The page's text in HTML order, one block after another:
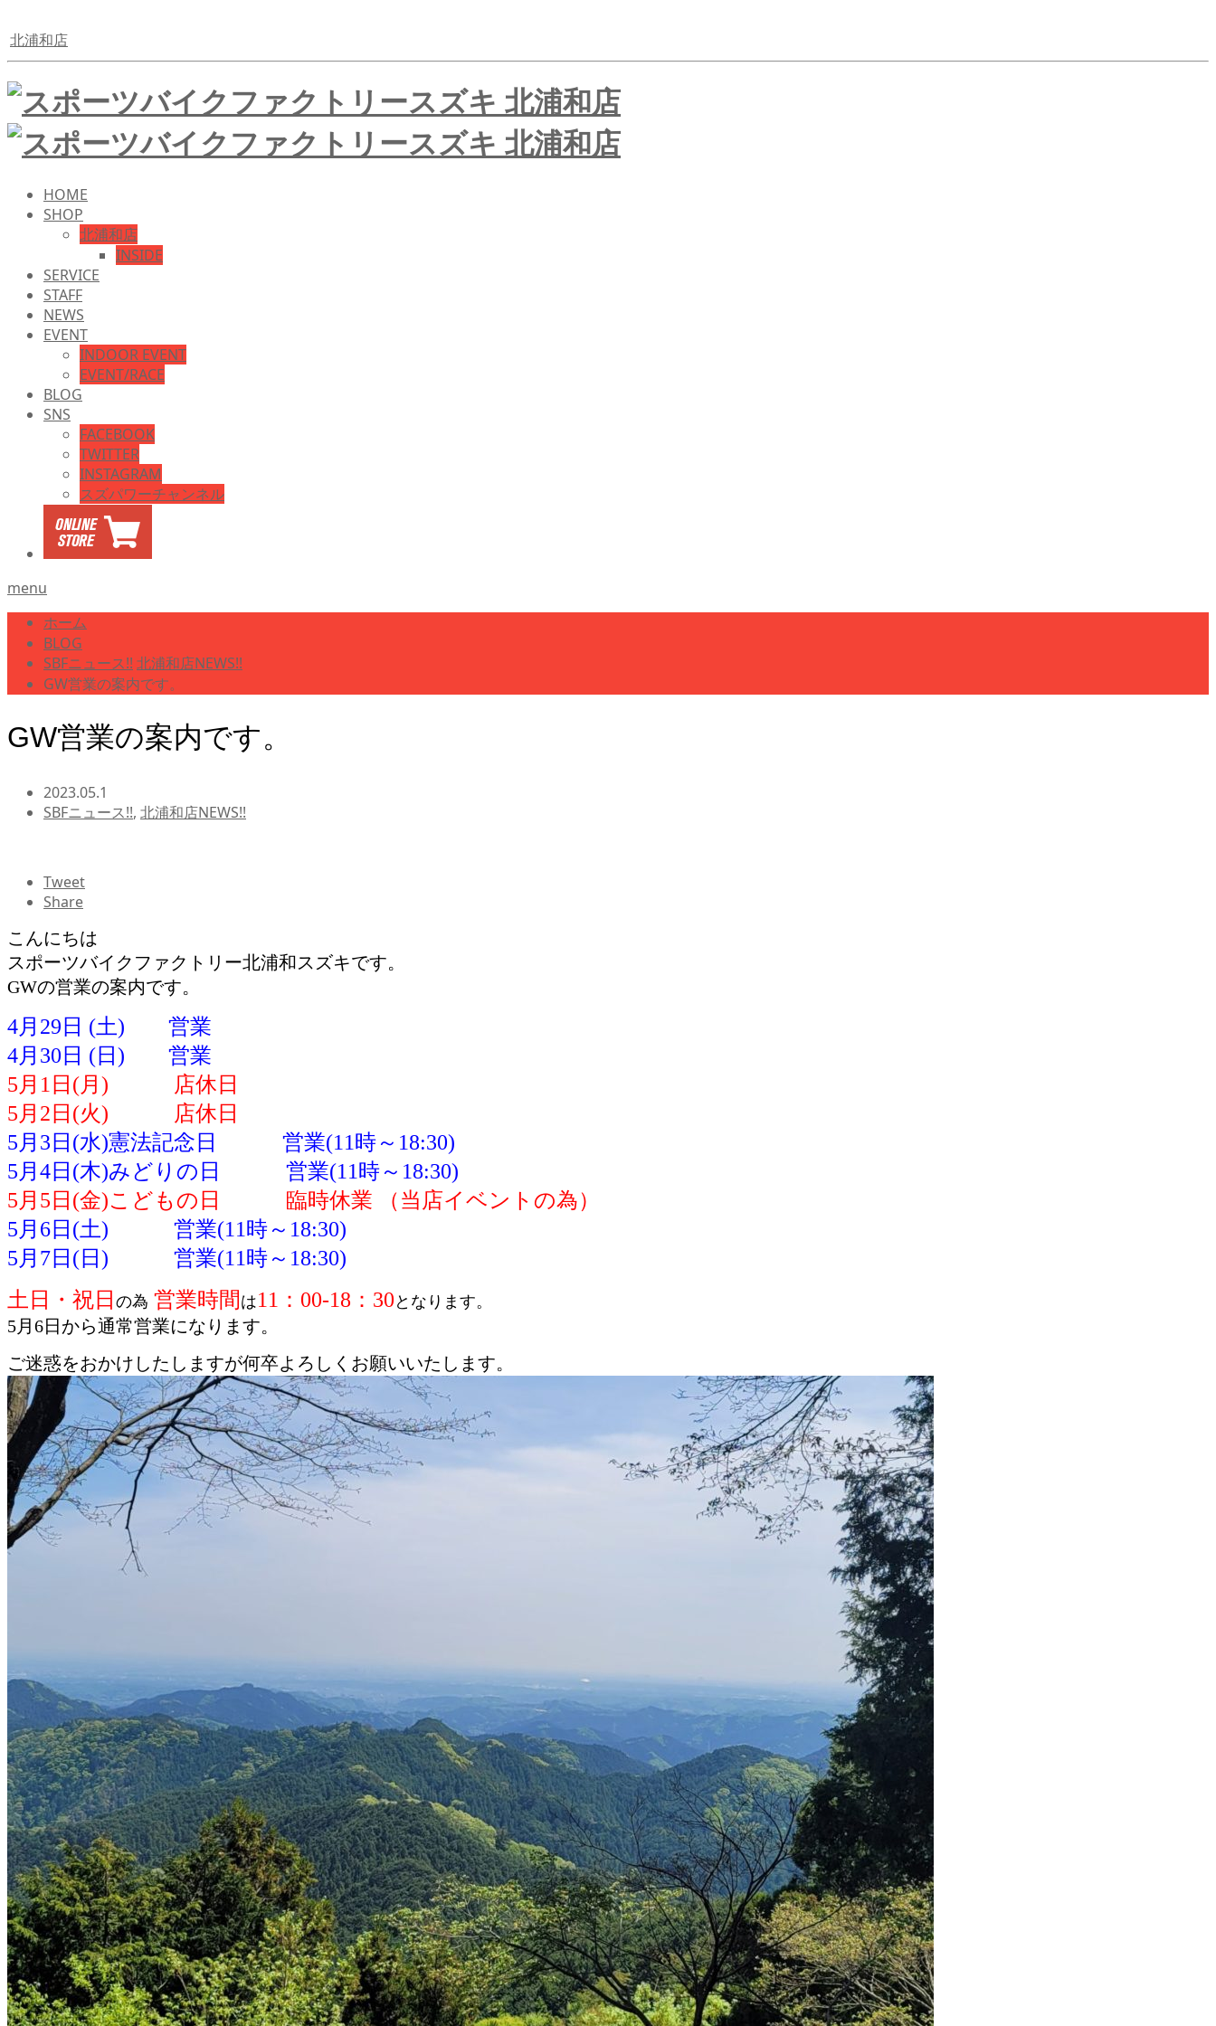
北浦和店
HOME
SHOP
北浦和店
INSIDE
SERVICE
STAFF
NEWS
EVENT
INDOOR EVENT
EVENT/RACE
BLOG
SNS
FACEBOOK
TWITTER
INSTAGRAM
スズパワーチャンネル
menu
ホーム
BLOG
SBFニュース!! 北浦和店NEWS!!
GW営業の案内です。
GW営業の案内です。
2023.05.1
SBFニュース!!, 北浦和店NEWS!!
Tweet
Share
こんにちは
スポーツバイクファクトリー北浦和スズキです。
GWの営業の案内です。
4月29日 (土) 営業
4月30日 (日) 営業
5月1日(月) 店休日
5月2日(火) 店休日
5月3日(水)憲法記念日 営業(11時～18:30)
5月4日(木)みどりの日 営業(11時～18:30)
5月5日(金)こどもの日 臨時休業 （当店イベントの為）
5月6日(土) 営業(11時～18:30)
5月7日(日) 営業(11時～18:30)
土日・祝日 の為 営業時間 は11：00-18：30 となります。
5月6日から通常営業になります。
ご迷惑をおかけしたしますが何卒よろしくお願いいたします。